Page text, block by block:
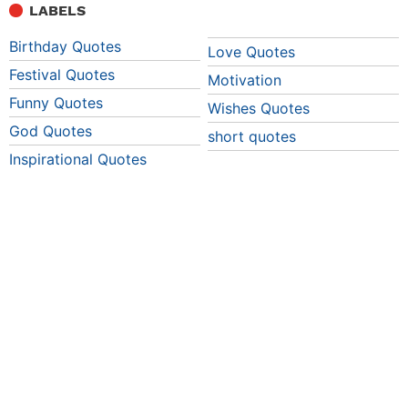
LABELS
Birthday Quotes
Festival Quotes
Funny Quotes
God Quotes
Inspirational Quotes
Love Quotes
Motivation
Wishes Quotes
short quotes